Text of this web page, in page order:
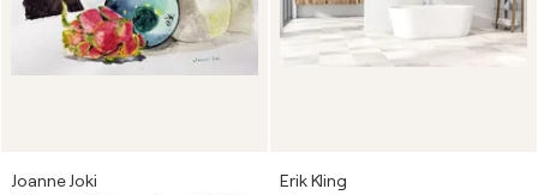
Joanne Joki Erik Kling